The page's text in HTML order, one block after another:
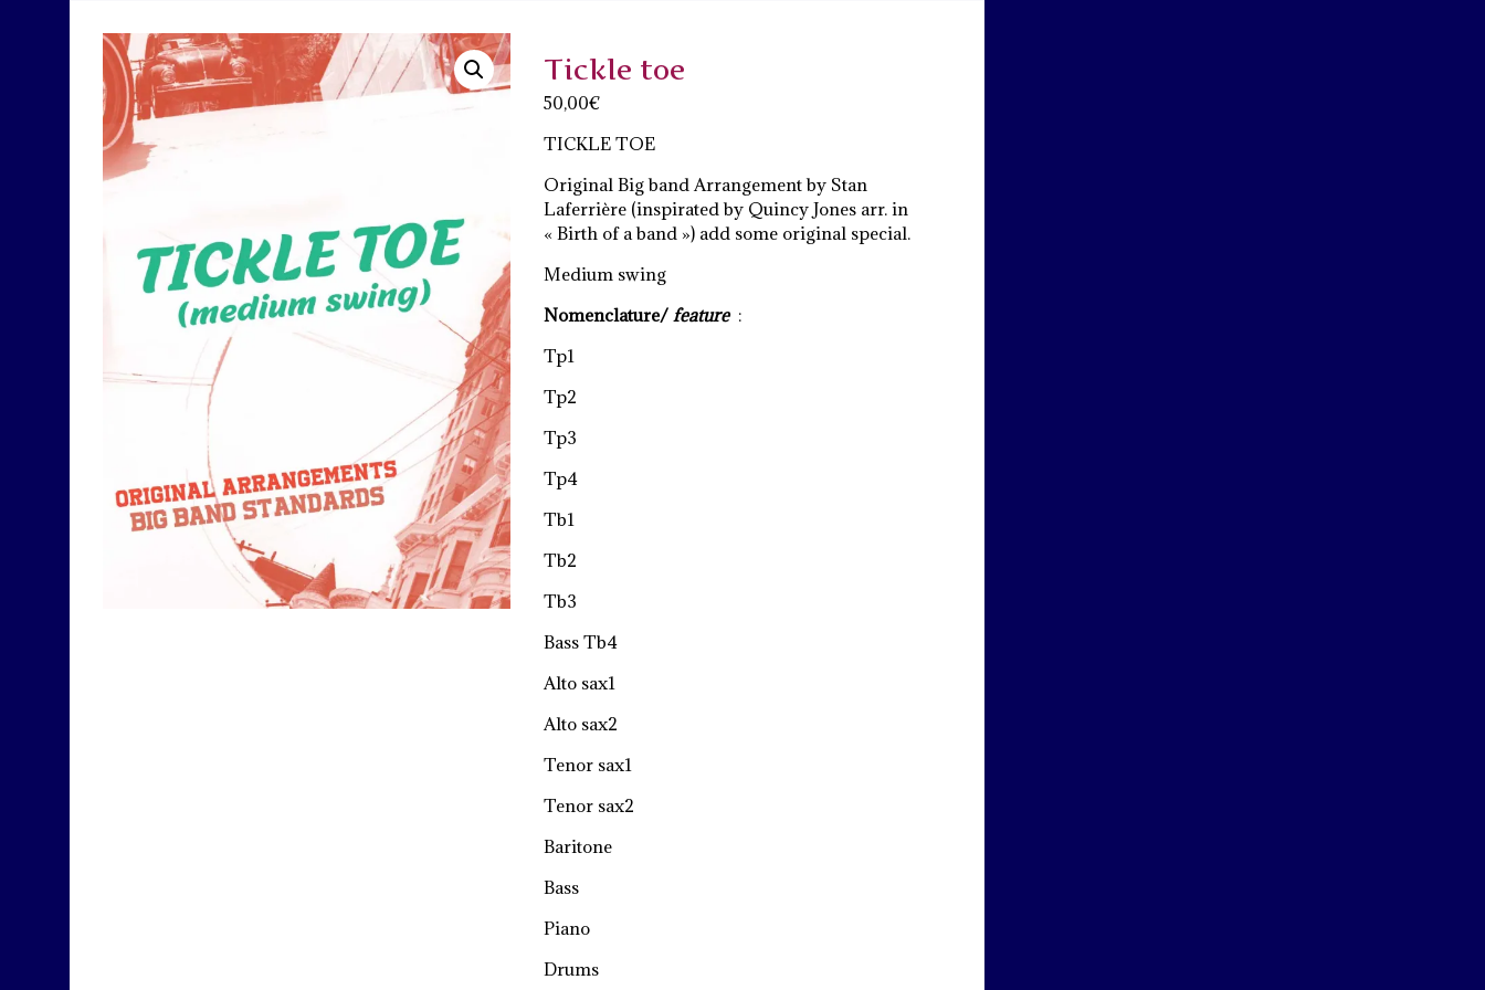
Tickle toe
50,00€
TICKLE TOE
Original Big band Arrangement by Stan
Laferrière (inspirated by Quincy Jones arr. in
« Birth of a band ») add some original special.
Medium swing
Nomenclature/feature:
Tp1
Tp2
Tp3
Tp4
Tb1
Tb2
Tb3
Bass Tb4
Alto sax1
Alto sax2
Tenor sax1
Tenor sax2
Baritone
Bass
Piano
Drums